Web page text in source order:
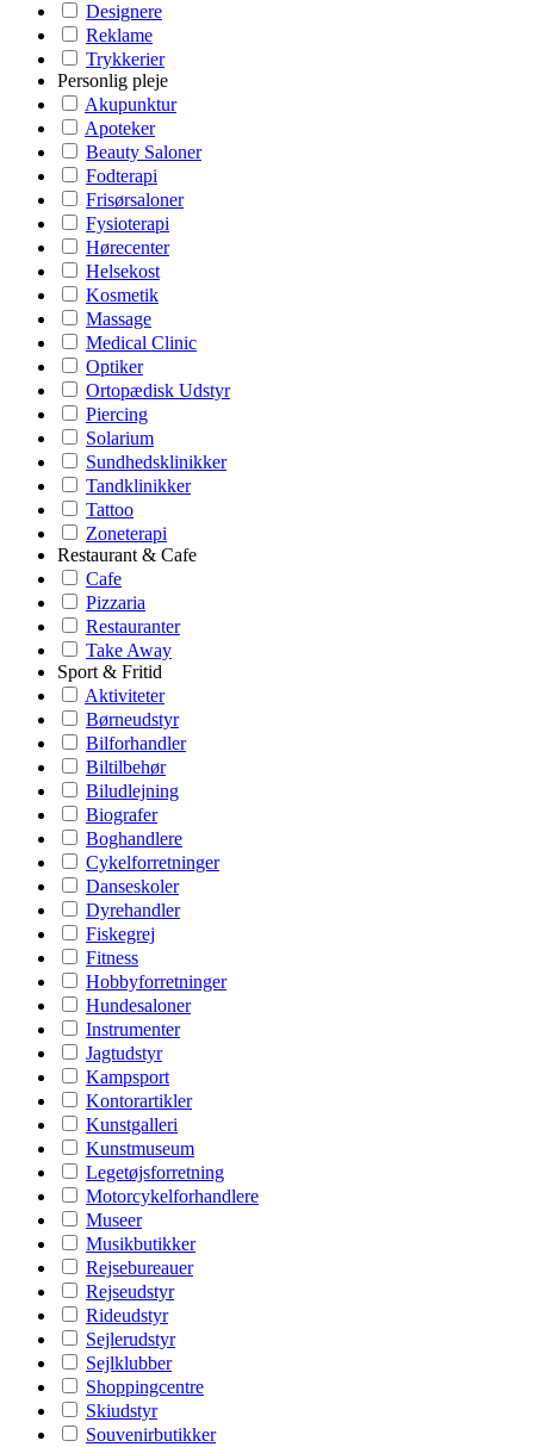
Designere
Reklame
Trykkerier
Personlig pleje
Akupunktur
Apoteker
Beauty Saloner
Fodterapi
Frisørsaloner
Fysioterapi
Hørecenter
Helsekost
Kosmetik
Massage
Medical Clinic
Optiker
Ortopædisk Udstyr
Piercing
Solarium
Sundhedsklinikker
Tandklinikker
Tattoo
Zoneterapi
Restaurant & Cafe
Cafe
Pizzaria
Restauranter
Take Away
Sport & Fritid
Aktiviteter
Børneudstyr
Bilforhandler
Biltilbehør
Biludlejning
Biografer
Boghandlere
Cykelforretninger
Danseskoler
Dyrehandler
Fiskegrej
Fitness
Hobbyforretninger
Hundesaloner
Instrumenter
Jagtudstyr
Kampsport
Kontorartikler
Kunstgalleri
Kunstmuseum
Legetøjsforretning
Motorcykelforhandlere
Museer
Musikbutikker
Rejsebureauer
Rejseudstyr
Rideudstyr
Sejlerudstyr
Sejlklubber
Shoppingcentre
Skiudstyr
Souvenirbutikker